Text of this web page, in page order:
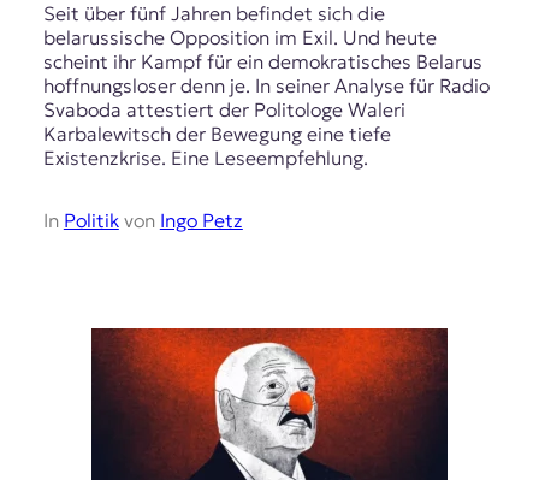
Seit über fünf Jahren befindet sich die
belarussische Opposition im Exil. Und heute
scheint ihr Kampf für ein demokratisches Belarus
hoffnungsloser denn je. In seiner Analyse für Radio
Svaboda attestiert der Politologe Waleri
Karbalewitsch der Bewegung eine tiefe
Existenzkrise. Eine Leseempfehlung.
In Politikvon Ingo Petz